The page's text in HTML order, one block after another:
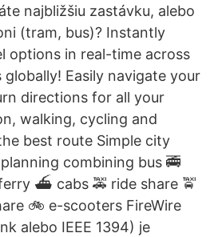
najbližšiu zastávku, alebo
(tram, bus)? Instantly
options in real-time across
Easily navigate your
directions for all your
walking, cycling and
best route Simple city
combining bus 🚎
⛴ cabs 🚕 ride share 🚖
🚲 e-scooters FireWire
alebo IEEE 1394) je